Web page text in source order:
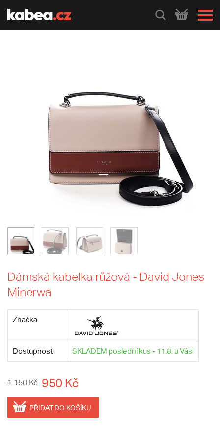
HLEDEJ
Dámská kabelka růžová - David Jones
Minerwa
Značka
Dostupnost SKLADEM poslední kus - 11.8. u Vás!
1 150 Kč 950 Kč
PŘIDAT DO KOŠÍKU